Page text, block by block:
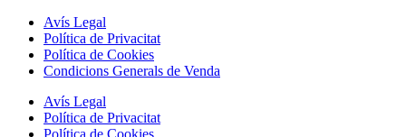
Avís Legal
Política de Privacitat
Política de Cookies
Condicions Generals de Venda
Avís Legal
Política de Privacitat
Política de Cookies